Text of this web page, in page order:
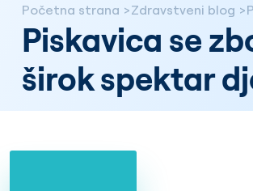
Početna strana Zdravstveni blog
Piskavica se
širok spektar